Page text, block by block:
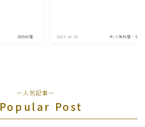
鶏肉料理 2025.10.26 米/ご飯料理・もち
ー人気記事ー
Popular Post